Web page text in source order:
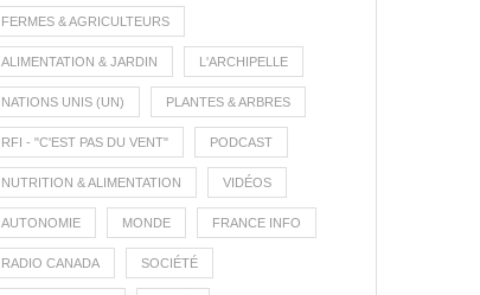
FERMES & AGRICULTEURS
ALIMENTATION & JARDIN L'ARCHIPELLE
NATIONS UNIS (UN) PLANTES & ARBRES
RFI - "C'EST PAS DU VENT" PODCAST
NUTRITION & ALIMENTATION VIDÉOS
AUTONOMIE MONDE FRANCE INFO
RADIO CANADA SOCIÉTÉ